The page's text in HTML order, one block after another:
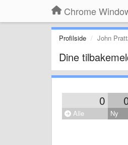
Chrome
Profilside John
Dine
0
Alle Ny